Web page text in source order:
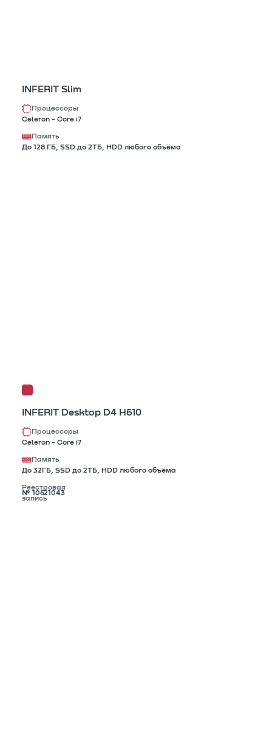
INFERIT Slim
Процессоры
Celeron - Core i7
Память
До 128 ГБ, SSD до 2TБ, HDD любого объёма
INFERIT Desktop D4 H610
Процессоры
Celeron - Core i7
Память
До 32ГБ, SSD до 2TБ, HDD любого объёма
Реестровая
запись
№ 10621043